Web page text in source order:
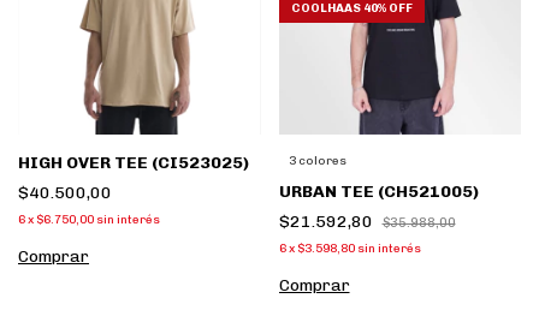
HIGH OVER TEE (CI523025)
$40.500,00
6x $6.750,00 sin interés
Comprar
COOLHAAS 40% OFF
3 colores
URBAN TEE (CH521005)
$21.592,80
$35.988,00
6 x $3.598,80 sin interés
Comprar